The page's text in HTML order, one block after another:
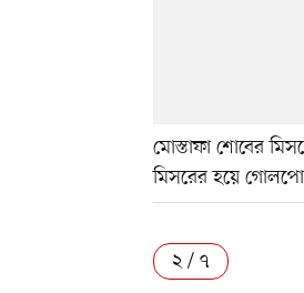
মোস্তাফা শোবের
মিসরের হয়ে
২ / ৭